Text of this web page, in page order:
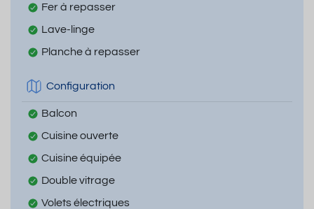
Fer à repasser
Lave-linge
Planche à repasser
Configuration
Balcon
Cuisine ouverte
Cuisine équipée
Double vitrage
Volets électriques